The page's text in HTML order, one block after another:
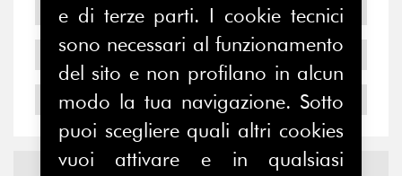
2006
2005
2004
Notizie ed Eventi
e di terze parti. I cookie tecnici
sono necessari al funzionamento
del sito e non profilano in alcun
modo la tua navigazione. Sotto
puoi scegliere quali altri cookies
vuoi attivare e in qualsiasi